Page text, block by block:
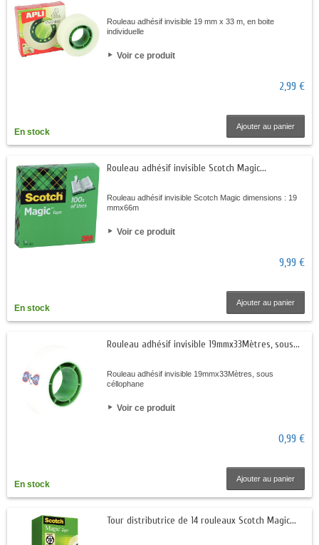
Rouleau adhésif invisible 19 mm x 33 m, en boite
individuelle
Voir ce produit
2,99 €
En stock
Ajouter au panier
Rouleau adhésif invisible Scotch Magic...
Rouleau adhésif invisible Scotch Magic dimensions : 19
mmx66m
Voir ce produit
9,99 €
En stock
Ajouter au panier
Rouleau adhésif invisible 19mmx33Mètres, sous...
Rouleau adhésif invisible 19mmx33Mètres, sous
céllophane
Voir ce produit
0,99 €
En stock
Ajouter au panier
Tour distributrice de 14 rouleaux Scotch Magic...